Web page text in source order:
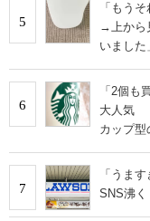
5
「もう
→上から
いました
6
「2個も
大人気
カップ型
7
「うま
SNS沸